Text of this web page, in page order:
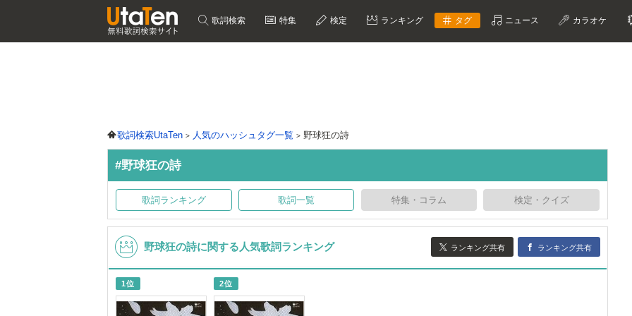
歌詞検索 特集 検定 ランキング タグ ニュース カラオケ
歌詞検索UtaTen 人気のハッシュタグ一覧 野球狂の詩
#野球狂の詩
歌詞ランキング 歌詞一覧 特集・コラム 検定・クイズ
野球狂の詩に関する人気歌詞ランキング ランキング共有 ランキング共有
1位 2位